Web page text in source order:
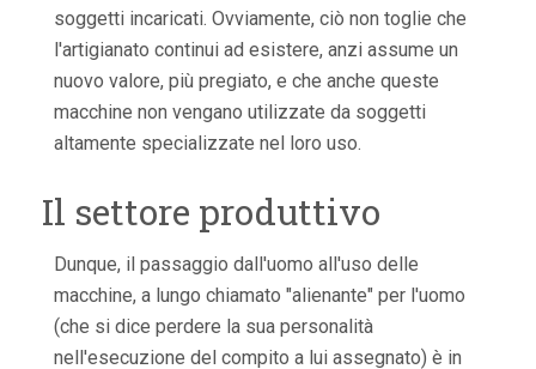
soggetti incaricati. Ovviamente, ciò non toglie che
l'artigianato continui ad esistere, anzi assume un
nuovo valore, più pregiato, e che anche queste
macchine non vengano utilizzate da soggetti
altamente specializzate nel loro uso.
Il settore produttivo
Dunque, il passaggio dall'uomo all'uso delle
macchine, a lungo chiamato "alienante" per l'uomo
(che si dice perdere la sua personalità
nell'esecuzione del compito a lui assegnato) è in